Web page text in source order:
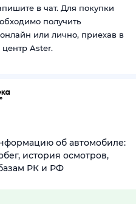
в чат. Для покупки
получить
или лично, приехав в
Aster.
об автомобиле:
история осмотров,
РК и РФ